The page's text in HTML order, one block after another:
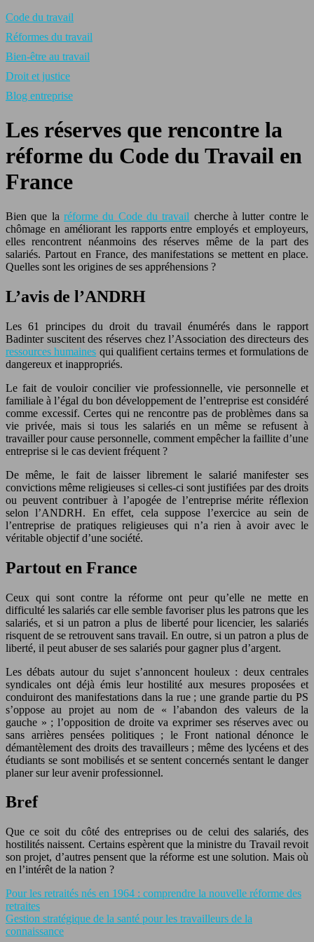
Code du travail
Réformes du travail
Bien-être au travail
Droit et justice
Blog entreprise
Les réserves que rencontre la
réforme du Code du Travail en
France
Bien que la réforme du Code du travail cherche à lutter contre le
chômage en améliorant les rapports entre employés et employeurs,
elles rencontrent néanmoins des réserves même de la part des
salariés. Partout en France, des manifestations se mettent en place.
Quelles sont les origines de ses appréhensions ?
L’avis de l’ANDRH
Les 61 principes du droit du travail énumérés dans le rapport
Badinter suscitent des réserves chez l’Association des directeurs des
ressources humaines qui qualifient certains termes et formulations de
dangereux et inappropriés.
Le fait de vouloir concilier vie professionnelle, vie personnelle et
familiale à l’égal du bon développement de l’entreprise est considéré
comme excessif. Certes qui ne rencontre pas de problèmes dans sa
vie privée, mais si tous les salariés en un même se refusent à
travailler pour cause personnelle, comment empêcher la faillite d’une
entreprise si le cas devient fréquent ?
De même, le fait de laisser librement le salarié manifester ses
convictions même religieuses si celles-ci sont justifiées par des droits
ou peuvent contribuer à l’apogée de l’entreprise mérite réflexion
selon l’ANDRH. En effet, cela suppose l’exercice au sein de
l’entreprise de pratiques religieuses qui n’a rien à avoir avec le
véritable objectif d’une société.
Partout en France
Ceux qui sont contre la réforme ont peur qu’elle ne mette en
difficulté les salariés car elle semble favoriser plus les patrons que les
salariés, et si un patron a plus de liberté pour licencier, les salariés
risquent de se retrouvent sans travail. En outre, si un patron a plus de
liberté, il peut abuser de ses salariés pour gagner plus d’argent.
Les débats autour du sujet s’annoncent houleux : deux centrales
syndicales ont déjà émis leur hostilité aux mesures proposées et
conduiront des manifestations dans la rue ; une grande partie du PS
s’oppose au projet au nom de « l’abandon des valeurs de la
gauche » ; l’opposition de droite va exprimer ses réserves avec ou
sans arrières pensées politiques ; le Front national dénonce le
démantèlement des droits des travailleurs ; même des lycéens et des
étudiants se sont mobilisés et se sentent concernés sentant le danger
planer sur leur avenir professionnel.
Bref
Que ce soit du côté des entreprises ou de celui des salariés, des
hostilités naissent. Certains espèrent que la ministre du Travail revoit
son projet, d’autres pensent que la réforme est une solution. Mais où
en l’intérêt de la nation ?
Pour les retraités nés en 1964 : comprendre la nouvelle réforme des
retraites
Gestion stratégique de la santé pour les travailleurs de la
connaissance